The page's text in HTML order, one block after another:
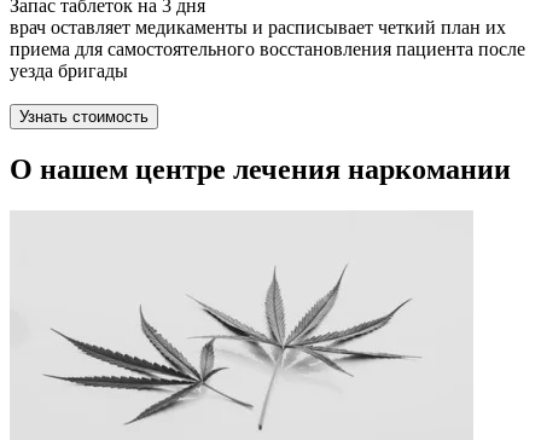
Запас таблеток на 3 дня
врач оставляет медикаменты и расписывает четкий план их
приема для самостоятельного восстановления пациента после
уезда бригады
Узнать стоимость
О нашем центре лечения наркомании